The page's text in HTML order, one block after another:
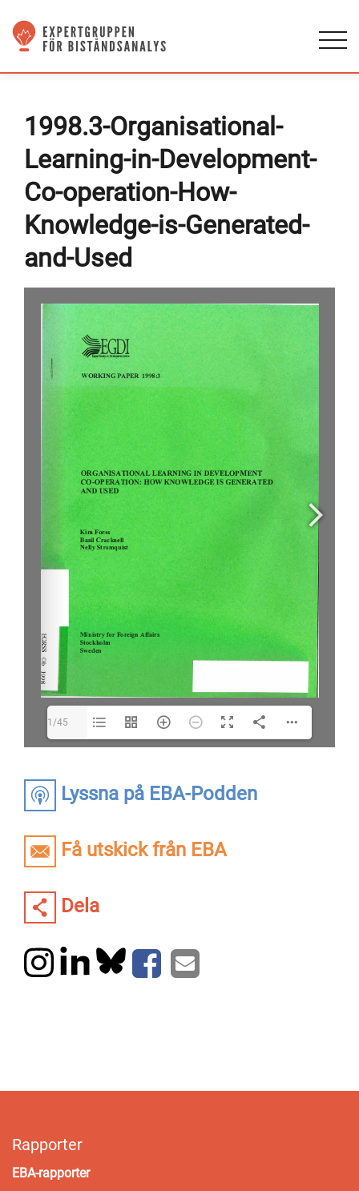
Lyssna på EBA-Podden
Få utskick från EBA
Dela
1998.3-Organisational-
Learning-in-Development-
Co-operation-How-
Knowledge-is-Generated-
and-Used
1/45
Rapporter
EBA-rapporter